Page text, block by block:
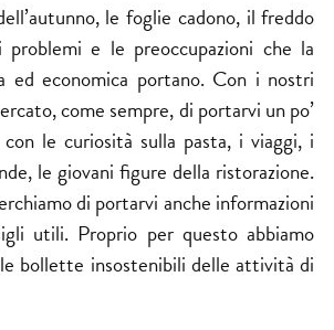
le foglie cadono, il freddo
e le preoccupazioni che la
ed economica portano. Con i nostri
come sempre, di portarvi un po’
con le curiosità sulla pasta, i viaggi, i
le giovani figure della ristorazione.
di portarvi anche informazioni
utili. Proprio per questo abbiamo
bollette insostenibili delle attività di